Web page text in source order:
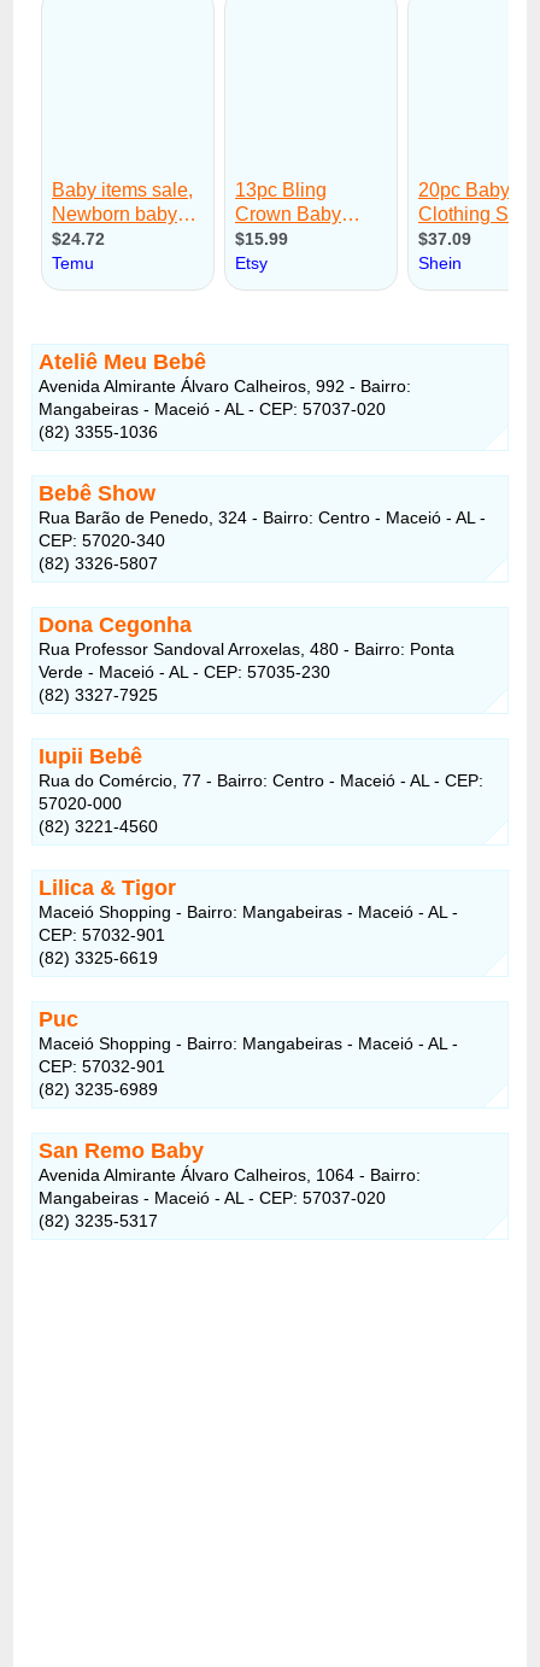
Ateliê Meu Bebê
Avenida Almirante Álvaro Calheiros, 992 - Bairro:
Mangabeiras - Maceió - AL - CEP: 57037-020
(82) 3355-1036
Bebê Show
Rua Barão de Penedo, 324 - Bairro: Centro - Maceió - AL -
CEP: 57020-340
(82) 3326-5807
Dona Cegonha
Rua Professor Sandoval Arroxelas, 480 - Bairro: Ponta
Verde - Maceió - AL - CEP: 57035-230
(82) 3327-7925
Iupii Bebê
Rua do Comércio, 77 - Bairro: Centro - Maceió - AL - CEP:
57020-000
(82) 3221-4560
Lilica & Tigor
Maceió Shopping - Bairro: Mangabeiras - Maceió - AL -
CEP: 57032-901
(82) 3325-6619
Puc
Maceió Shopping - Bairro: Mangabeiras - Maceió - AL -
CEP: 57032-901
(82) 3235-6989
San Remo Baby
Avenida Almirante Álvaro Calheiros, 1064 - Bairro:
Mangabeiras - Maceió - AL - CEP: 57037-020
(82) 3235-5317